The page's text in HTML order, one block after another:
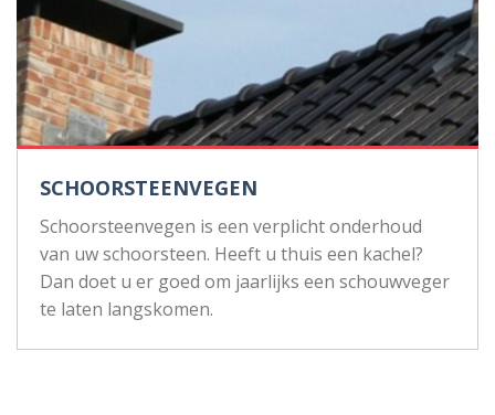
SCHOORSTEENVEGEN
Schoorsteenvegen is een verplicht onderhoud
van uw schoorsteen. Heeft u thuis een kachel?
Dan doet u er goed om jaarlijks een schouwveger
te laten langskomen.